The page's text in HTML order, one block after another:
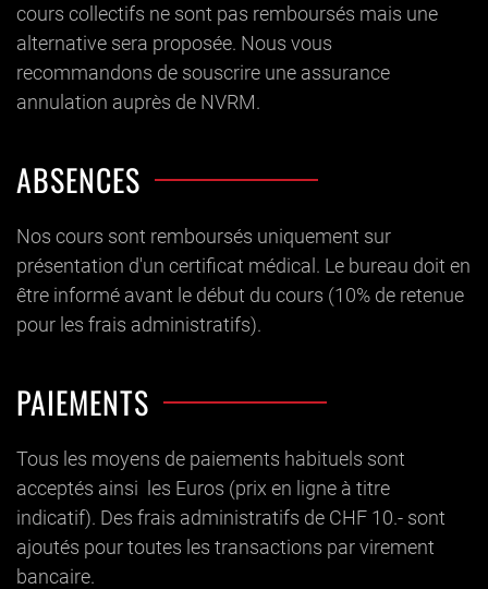
cours collectifs ne sont pas remboursés mais une
alternative sera proposée. Nous vous
recommandons de souscrire une assurance
annulation auprès de NVRM.
ABSENCES
Nos cours sont remboursés uniquement sur
présentation d'un certificat médical. Le bureau doit en
être informé avant le début du cours (10% de retenue
pour les frais administratifs).
PAIEMENTS
Tous les moyens de paiements habituels sont
acceptés ainsi les Euros (prix en ligne à titre
indicatif). Des frais administratifs de CHF 10.- sont
ajoutés pour toutes les transactions par virement
bancaire.